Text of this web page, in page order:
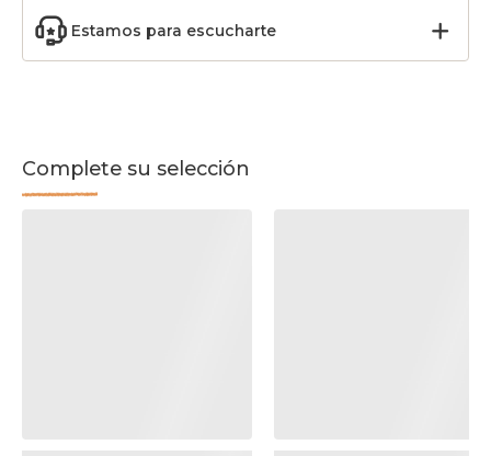
Estamos para escucharte
Complete su selección